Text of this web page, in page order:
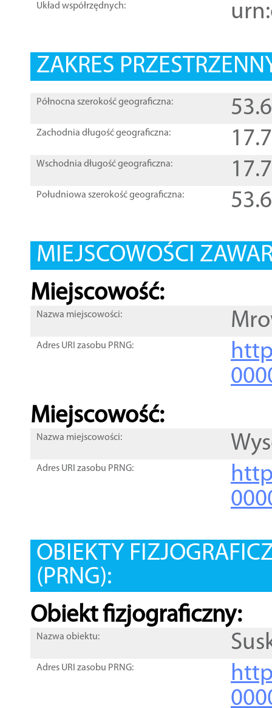
Układ współrzędnych:
ZAKRES
Północna szerokość geograficzna:
Zachodnia długość geograficzna:
Wschodnia długość geograficzna:
Południowa szerokość geograficzna:
MIEJSCOWOŚCI
Miejscowość:
Nazwa miejscowości:
Adres URI zasobu PRNG:
Miejscowość:
Nazwa miejscowości:
Adres URI zasobu PRNG:
OBIEKTY
(PRNG):
Obiekt fizjograficzny:
Nazwa obiektu:
Adres URI zasobu PRNG: